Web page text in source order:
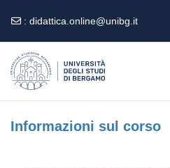
: didattica.online@unibg.it
Informazioni sul corso